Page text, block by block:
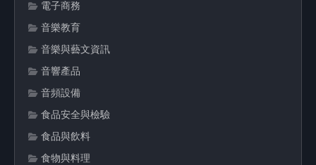
電子商務
音樂教育
音樂與藝文資訊
音響產品
音頻設備
食品安全與檢驗
食品與飲料
食物與料理